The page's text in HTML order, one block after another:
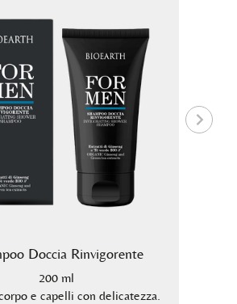
Doccia Rinvigorente
200 ml
e capelli con delicatezza.